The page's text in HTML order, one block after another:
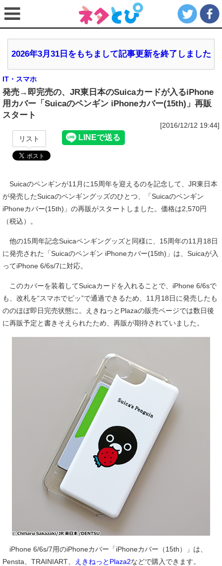
2026年3月31日をもちまして記事更新を終了しました
IT・スマホ
発売→即完売の、JR東日本のSuicaカードが入るiPhone
用カバー「Suicaのペンギン iPhoneカバー(15th)」再販
スタート
[2016/12/12 19:44]
リスト
Suicaのペンギンが11月に15周年を迎えるのを記念して、JR東日本
が発売したSuicaのペンギングッズのひとつ、「Suicaのペンギン
iPhoneカバー(15th)」の再販がスタートしました。価格は2,570円
（税込）。
他の15周年記念Suicaペンギングッズと同様に、15周年の11月18日
に発売された「Suicaのペンギン iPhoneカバー(15th)」は、Suicaが入
ってiPhone 6/6s/7に対応。
このカバーを装着してSuicaカードを入れることで、iPhone 6/6sで
も、改札を“スマホでピッ”で通過できるため、11月18日に発売したも
ののほぼ即日完売状態に。えきねっとPlazaの販売ページでは数日後
に再販予定と書きそえられたため、再販が期待されていました。
iPhone 6/6s/7用のiPhoneカバー「iPhoneカバー（15th）」は、
Pensta、TRAINIART、
えきねっとPlaza2などで購入できます。